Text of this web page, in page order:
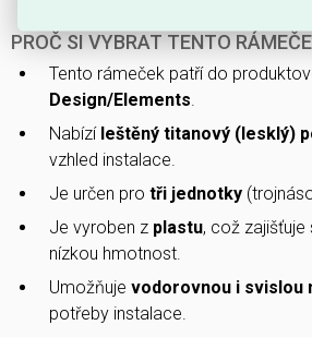
PROČ SI VYBRAT TENTO
Tento rámeček patří do
Design/Elements.
Nabízí leštěný titanový (lesklý)
vzhled instalace.
Je určen pro tři jednotky
Je vyroben z plastu, což zajišťuje
nízkou hmotnost.
Umožňuje vodorovnou i svislou
potřeby instalace.